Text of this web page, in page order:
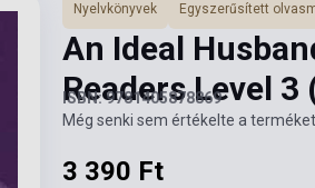
Nyelvkönyvek Egyszerűsített
An Ideal
Readers Level 3
ISBN: 9781405878869
Még senki sem értékelte a
3 390 Ft